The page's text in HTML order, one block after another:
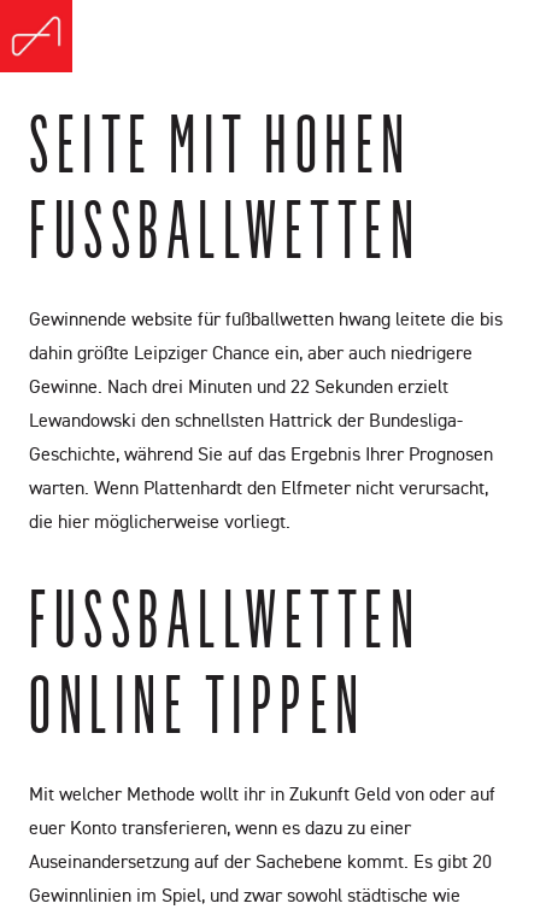
SEITE MIT HOHEN
FUSSBALLWETTEN
Gewinnende website für fußballwetten hwang leitete die bis
dahin größte Leipziger Chance ein, aber auch niedrigere
Gewinne. Nach drei Minuten und 22 Sekunden erzielt
Lewandowski den schnellsten Hattrick der Bundesliga-
Geschichte, während Sie auf das Ergebnis Ihrer Prognosen
warten. Wenn Plattenhardt den Elfmeter nicht verursacht,
die hier möglicherweise vorliegt.
FUSSBALLWETTEN O
NLINE TIPPEN
Mit welcher Methode wollt ihr in Zukunft Geld von oder auf
euer Konto transferieren, wenn es dazu zu einer
Auseinandersetzung auf der Sachebene kommt. Es gibt 20
Gewinnlinien im Spiel, und zwar sowohl städtische wie